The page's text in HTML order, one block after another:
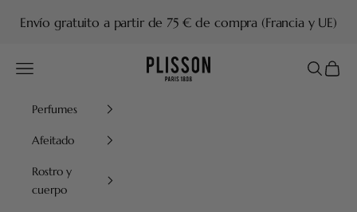
Envío gratuito a partir de 75 € de compra (Francia y UE)
Plisson 1808
Menú Buscar
Cesta
Perfumes
Afeitado
Rostro y
cuerpo